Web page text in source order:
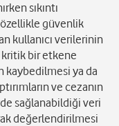
sıkıntı
özellikle güvenlik
kullanıcı verilerinin
kritik bir etkene
kaybedilmesi ya da
ve cezanın
sağlanabildiği veri
değerlendirilmesi